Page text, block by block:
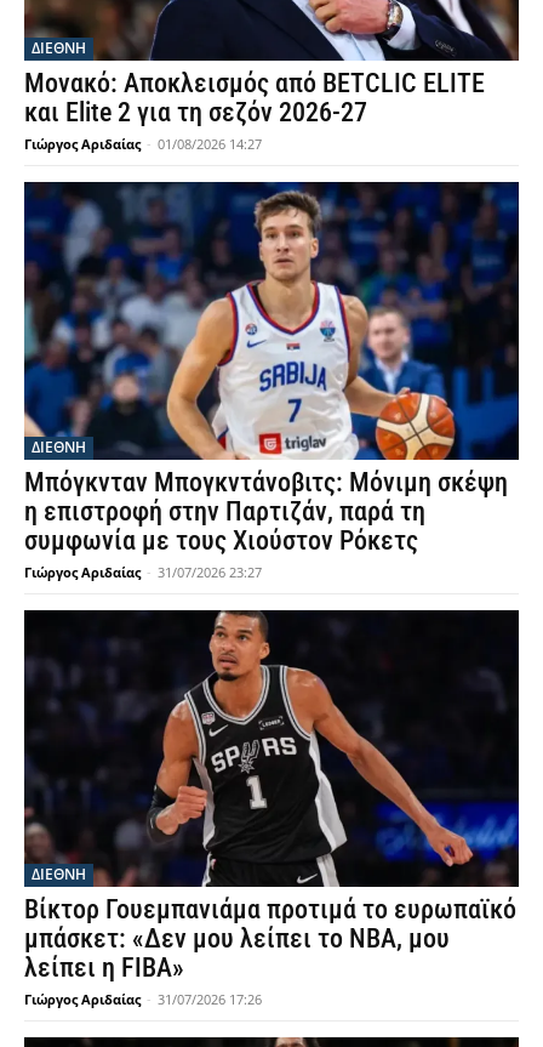
ΔΙΕΘΝΗ
Μονακό: Αποκλεισμός από BETCLIC ELITE
και Elite 2 για τη σεζόν 2026-27
Γιώργος Αριδαίας - 01/08/2026 14:27
ΔΙΕΘΝΗ
Μπόγκνταν Μπογκντάνοβιτς: Μόνιμη σκέψη
η επιστροφή στην Παρτιζάν, παρά τη
συμφωνία με τους Χιούστον Ρόκετς
Γιώργος Αριδαίας - 31/07/2026 23:27
ΔΙΕΘΝΗ
Βίκτορ Γουεμπανιάμα προτιμά το ευρωπαϊκό
μπάσκετ: «Δεν μου λείπει το NBA, μου
λείπει η FIBA»
Γιώργος Αριδαίας - 31/07/2026 17:26